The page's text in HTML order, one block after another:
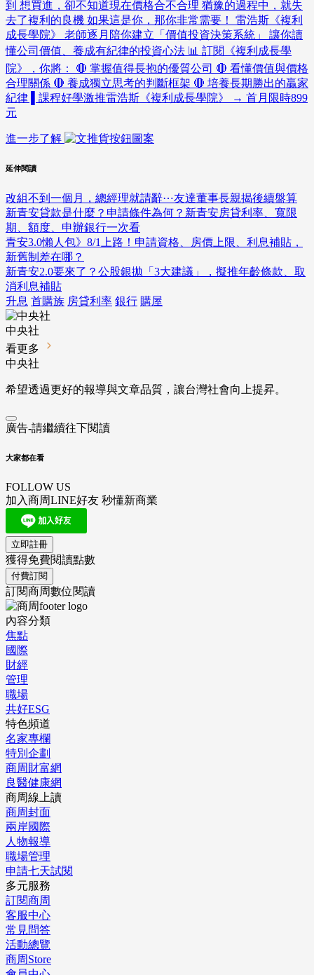
到 想買進，卻不知道現在價格合不合理 猶豫的過程中，就失
去了複利的良機 如果這是你，那你非常需要！ 雷浩斯《複利
成長學院》 老師逐月陪你建立「價值投資決策系統」 讓你讀
懂公司價值、養成有紀律的投資心法 📊 訂閱《複利成長學
院》，你將： 🔴 掌握值得長抱的優質公司 🔴 看懂價值與價格
合理關係 🔴 養成獨立思考的判斷框架 🔴 培養長期勝出的贏家
紀律 ▌課程好學激推雷浩斯《複利成長學院》 → 首月限時899
元
進一步了解
延伸閱讀
改組不到一個月，總經理就請辭⋯友達董事長親揭後續盤算
新青安貸款是什麼？申請條件為何？新青安房貸利率、寬限
期、額度、申辦銀行一次看
青安3.0懶人包》8/1上路！申請資格、房價上限、利息補貼，
新舊制差在哪？
新青安2.0要來了？公股銀拋「3大建議」，擬推年齡條款、取
消利息補貼
升息 首購族 房貸利率 銀行 購屋
中央社
看更多
中央社
希望透過更好的報導與文章品質，讓台灣社會向上提昇。
廣告-請繼續往下閱讀
大家都在看
FOLLOW US
加入商周LINE好友 秒懂新商業
立即註冊
獲得免費閱讀點數
付費訂閱
訂閱商周數位閱讀
內容分類
焦點
國際
財經
管理
職場
共好ESG
特色頻道
名家專欄
特別企劃
商周財富網
良醫健康網
商周線上讀
商周封面
兩岸國際
人物報導
職場管理
申請七天試閱
多元服務
訂閱商周
客服中心
常見問答
活動總覽
商周Store